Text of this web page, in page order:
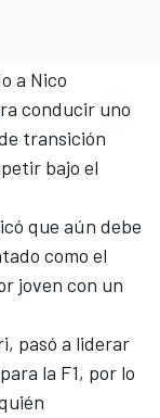
a Nico
conducir uno
transición
bajo el
que aún debe
como el
joven con un
, pasó a liderar
la F1, por lo